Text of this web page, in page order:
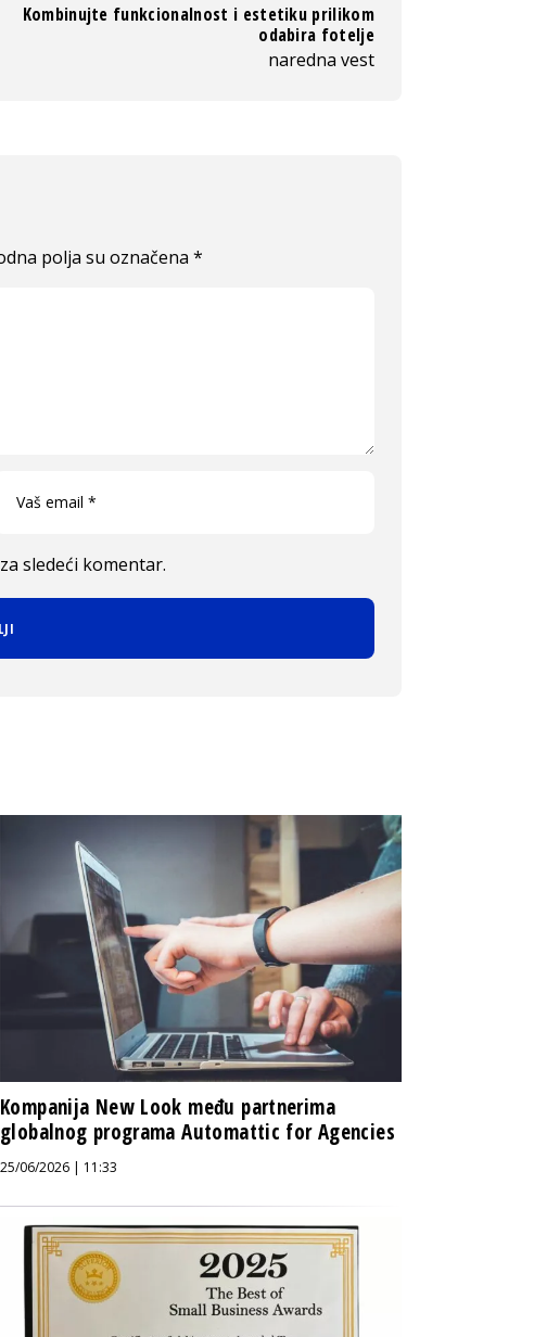
Kombinujte funkcionalnost i estetiku prilikom
odabira fotelje
naredna vest
polja su označena *
sledeći komentar.
Kompanija New Look među partnerima
globalnog programa Automattic for Agencies
25/06/2026 | 11:33